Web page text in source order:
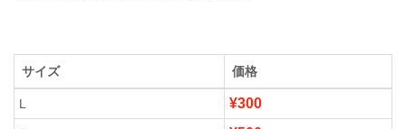
サイズ 価格
L ¥300